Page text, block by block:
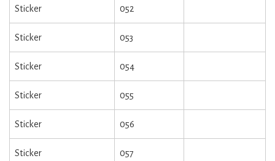
Sticker 052
Sticker 053
Sticker 054
Sticker 055
Sticker 056
Sticker 057